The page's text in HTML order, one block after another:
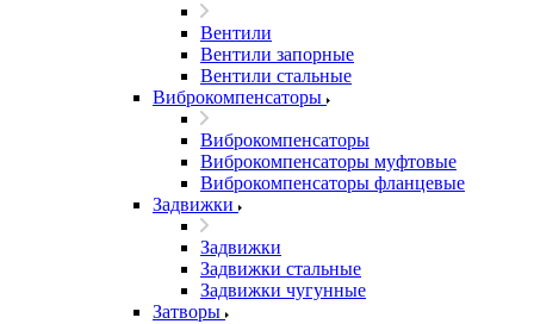
Вентили
Вентили запорные
Вентили стальные
Виброкомпенсаторы
Виброкомпенсаторы
Виброкомпенсаторы муфтовые
Виброкомпенсаторы фланцевые
Задвижки
Задвижки
Задвижки стальные
Задвижки чугунные
Затворы